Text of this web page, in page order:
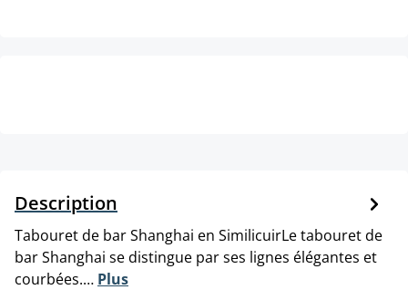
Description
Tabouret de bar Shanghai en SimilicuirLe tabouret de
bar Shanghai se distingue par ses lignes élégantes et
courbées.… Plus